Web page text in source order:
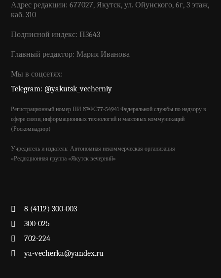
Адрес редакции: 677027, Якутск, ул. Ойунского, 6г, 3 этаж,
каб. 310
Подписной индекс: П3643
Главный редактор: Мария Иванова
Мы в соцсетях:
Telegram: @yakutsk_vecherniy
Регистрационный номер ПИ №ФС77-54941 Федеральной службы по надзору в
сфере связи, информационных технологий и массовых коммуникаций
(Роскомнадзор)
Учредитель и издатель: Автономная некоммерческая организация
«Редакционная группа «Якутск вечерний»
8 (4112) 300-003
300-025
702-224
ya-vecherka@yandex.ru